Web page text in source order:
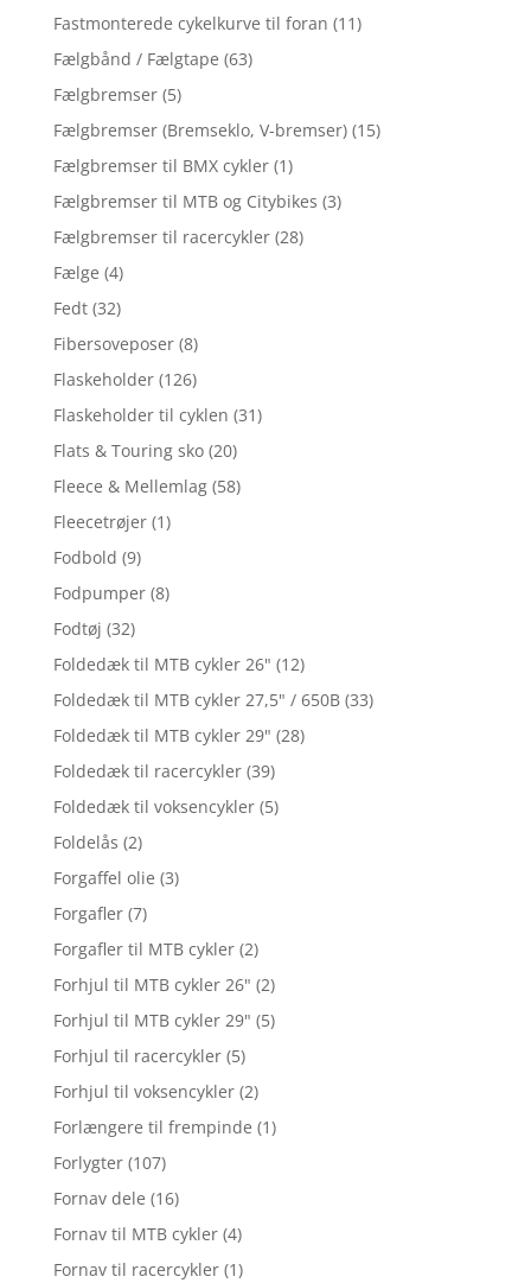
Fastmonterede cykelkurve til foran (11)
Fælgbånd / Fælgtape (63)
Fælgbremser (5)
Fælgbremser (Bremseklo, V-bremser) (15)
Fælgbremser til BMX cykler (1)
Fælgbremser til MTB og Citybikes (3)
Fælgbremser til racercykler (28)
Fælge (4)
Fedt (32)
Fibersoveposer (8)
Flaskeholder (126)
Flaskeholder til cyklen (31)
Flats & Touring sko (20)
Fleece & Mellemlag (58)
Fleecetrøjer (1)
Fodbold (9)
Fodpumper (8)
Fodtøj (32)
Foldedæk til MTB cykler 26" (12)
Foldedæk til MTB cykler 27,5" / 650B (33)
Foldedæk til MTB cykler 29" (28)
Foldedæk til racercykler (39)
Foldedæk til voksencykler (5)
Foldelås (2)
Forgaffel olie (3)
Forgafler (7)
Forgafler til MTB cykler (2)
Forhjul til MTB cykler 26" (2)
Forhjul til MTB cykler 29" (5)
Forhjul til racercykler (5)
Forhjul til voksencykler (2)
Forlængere til frempinde (1)
Forlygter (107)
Fornav dele (16)
Fornav til MTB cykler (4)
Fornav til racercykler (1)